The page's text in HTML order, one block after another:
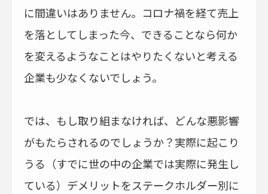
に間違いはありません。コロナ禍を経て売上
を落としてしまった今、できることなら何か
を変えるようなことはやりたくないと考える
企業も少なくないでしょう。
では、もし取り組まなければ、どんな悪影響
がもたらされるのでしょうか？実際に起こり
うる（すでに世の中の企業では実際に発生し
ている）デメリットをステークホルダー別に